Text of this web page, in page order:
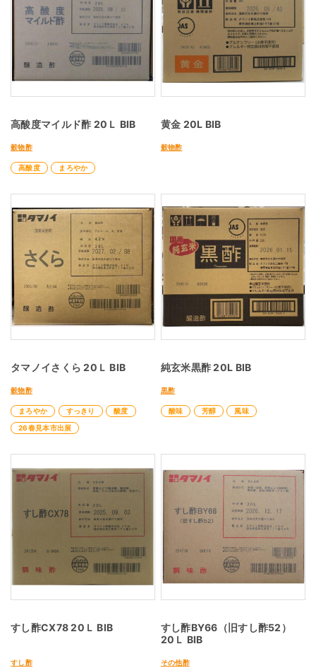
高酸度マイルド酢 20Ｌ BIB
穀物酢
高酸度 まろやか
黄金 20L BIB
穀物酢
タマノイさくら 20Ｌ BIB
穀物酢
まろやか すっきり
酸度
26春見本市出展
純玄米黒酢 20L BIB
黒酢
酸味 芳醇 風味
すし酢CX78 20Ｌ BIB
すし酢
すし酢BY66（旧すし酢52）
20Ｌ BIB
その他酢